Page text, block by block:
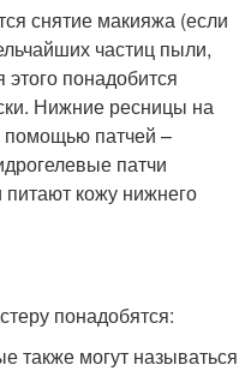
снятие макияжа (если
частиц пыли,
понадобится
Нижние ресницы на
помощью патчей –
патчи
кожу нижнего
понадобятся:
также могут называться